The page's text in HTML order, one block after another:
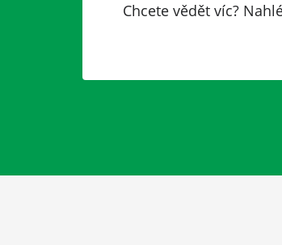
Chcete vědět víc?